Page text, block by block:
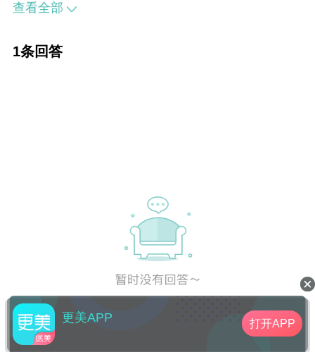
泪沟和法令纹都是可以通过玻尿酸填充来改善
泪沟的人是可以时常实行的手术，而且还可以
查看全部
1条回答
更美APP 打开APP